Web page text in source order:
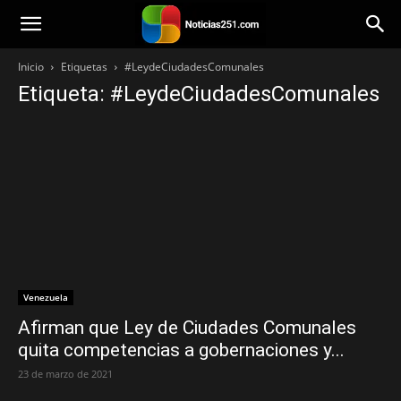
Noticias251
Inicio Etiquetas #LeydeCiudadesComunales
Etiqueta: #LeydeCiudadesComunales
Venezuela
Afirman que Ley de Ciudades Comunales
quita competencias a gobernaciones y...
23 de marzo de 2021